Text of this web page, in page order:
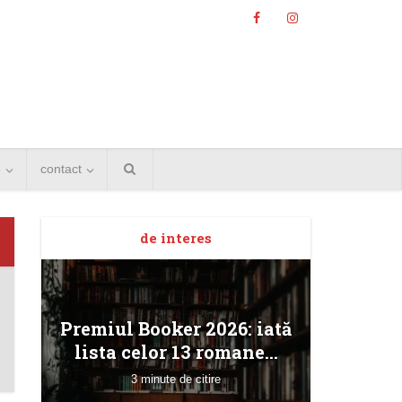
contact
de interes
Premiul Booker 2026: iată
lista celor 13 romane...
3 minute de citire